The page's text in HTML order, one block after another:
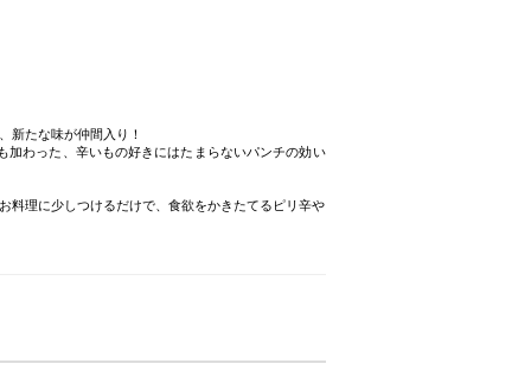
新たな味が仲間入り！
加わった、辛いもの好きにはたまらないパンチの効い
料理に少しつけるだけで、食欲をかきたてるピリ辛や